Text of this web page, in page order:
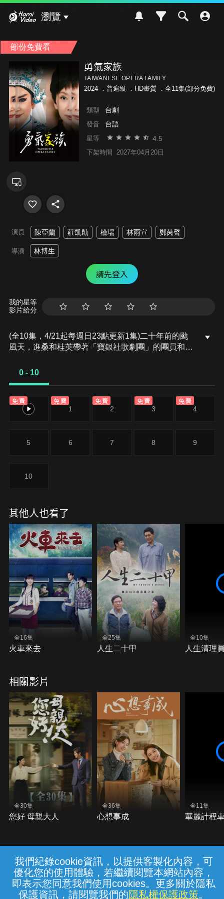
我們紀錄cookie資訊，以提供客製化內容，可
優化您的使用體驗，若繼續閱覽本網站內容，
即表示您同意我們使用cookies。更多關於隱私
保護資訊，請閱覽我們的隱私權保護政策。
瀏覽
部份免費看
勇氣家族
TAIWANESE OPERA FAMILY
2024 ． 普遍級 ．HD畫質 ．全11集(部分免費)
類型 台劇
發音 台語
星等 4.5
下架時間 2027年04月20日
演員 陳亞蘭 莊凱勛 檢場 林雨宣 鄭茵聲
導演 林博生
請先登入
我的星等
影片給分
(全10集，4/21起每週日23點更新1集)二十年前的颱
風天，進桑和桂英帶著「寶銀社歌劇團」的團員和三
戲。二十年後同樣是颱風天，桂英不顧阿三伯勸阻，
其他家長出現，有了轉折仍照常演出，桂英親眼欣賞
了映君在台上的演出深受感動。
0 - 10
免費
0
免費
1
免費
2
免費
3
免費
4
5 6 7 8 9
10
其他人也看了
全16集
火車來去
全25集
人生二十甲
全10集
人生清理
相關影片
全30集
您好 母親大人
全36集
心想事成
全11集
華麗計程
常見問題 線上客服 服務條款 隱私權保護
{{notifyMsg}}